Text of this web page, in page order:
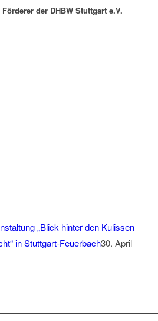
der DHBW Stuttgart e.V.
„Blick hinter den Kulissen
in Stuttgart-Feuerbach30. April